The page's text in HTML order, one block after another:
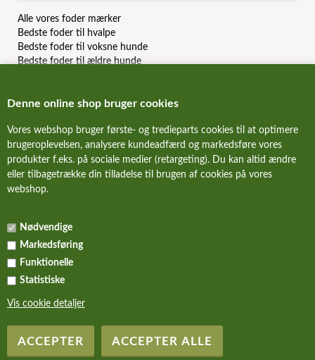
Denne online shop bruger cookies
Vores webshop bruger første- og tredieparts cookies til at optimere
brugeroplevelsen, analysere kundeadfærd og markedsføre vores
produkter f.eks. på sociale medier (retargeting). Du kan altid ændre
eller tilbagetrække din tilladelse til brugen af cookies på vores
webshop.
Nødvendige
Markedsføring
Funktionelle
Statistiske
Vis cookie detaljer
Alle vores foder mærker
Bedste foder til hvalpe
Bedste foder til voksne hunde
Bedste foder til ældre hunde
Bedste slanke hundefoder
Billigste hundefoder mærker
Bedste billige hundefoder
Hundefoder anmeldelser & reviews
NYHEDER
ALLE TILBUD
KURV
Copyright Hundefoder.dk